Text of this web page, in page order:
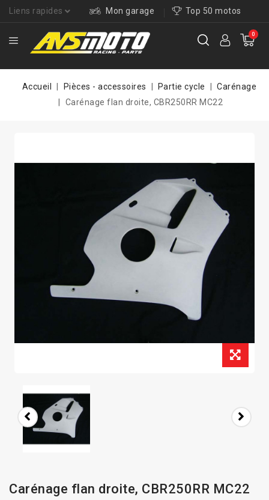
Liens rapides Mon garage Top 50 motos
0
Accueil Pièces - accessoires Partie cycle
Carénage
Carénage flan droite, CBR250RR MC22
Carénage flan droite, CBR250RR MC22